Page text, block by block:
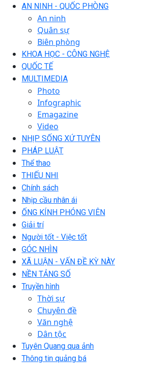
AN NINH - QUỐC PHÒNG
An ninh
Quân sự
Biên phòng
KHOA HỌC - CÔNG NGHỆ
QUỐC TẾ
MULTIMEDIA
Photo
Infographic
Emagazine
Video
NHỊP SỐNG XỨ TUYÊN
PHÁP LUẬT
Thể thao
THIẾU NHI
Chính sách
Nhịp cầu nhân ái
ỐNG KÍNH PHÓNG VIÊN
Giải trí
Người tốt - Việc tốt
GÓC NHÌN
XÃ LUẬN - VẤN ĐỀ KỲ NÀY
NỀN TẢNG SỐ
Truyền hình
Thời sự
Chuyên đề
Văn nghệ
Dân tộc
Tuyên Quang qua ảnh
Thông tin quảng bá